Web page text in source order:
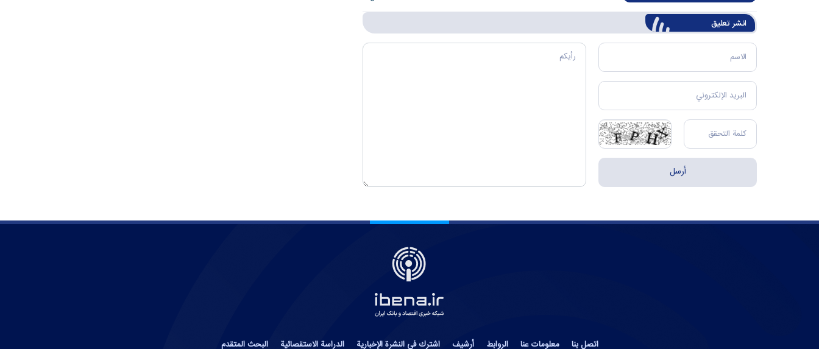
انشر تعليق
اتصل بنا معلومات عنا الروابط أرشيف اشترك في النشرة الإخبارية الدراسة الاستقصائية البحث المتقدم